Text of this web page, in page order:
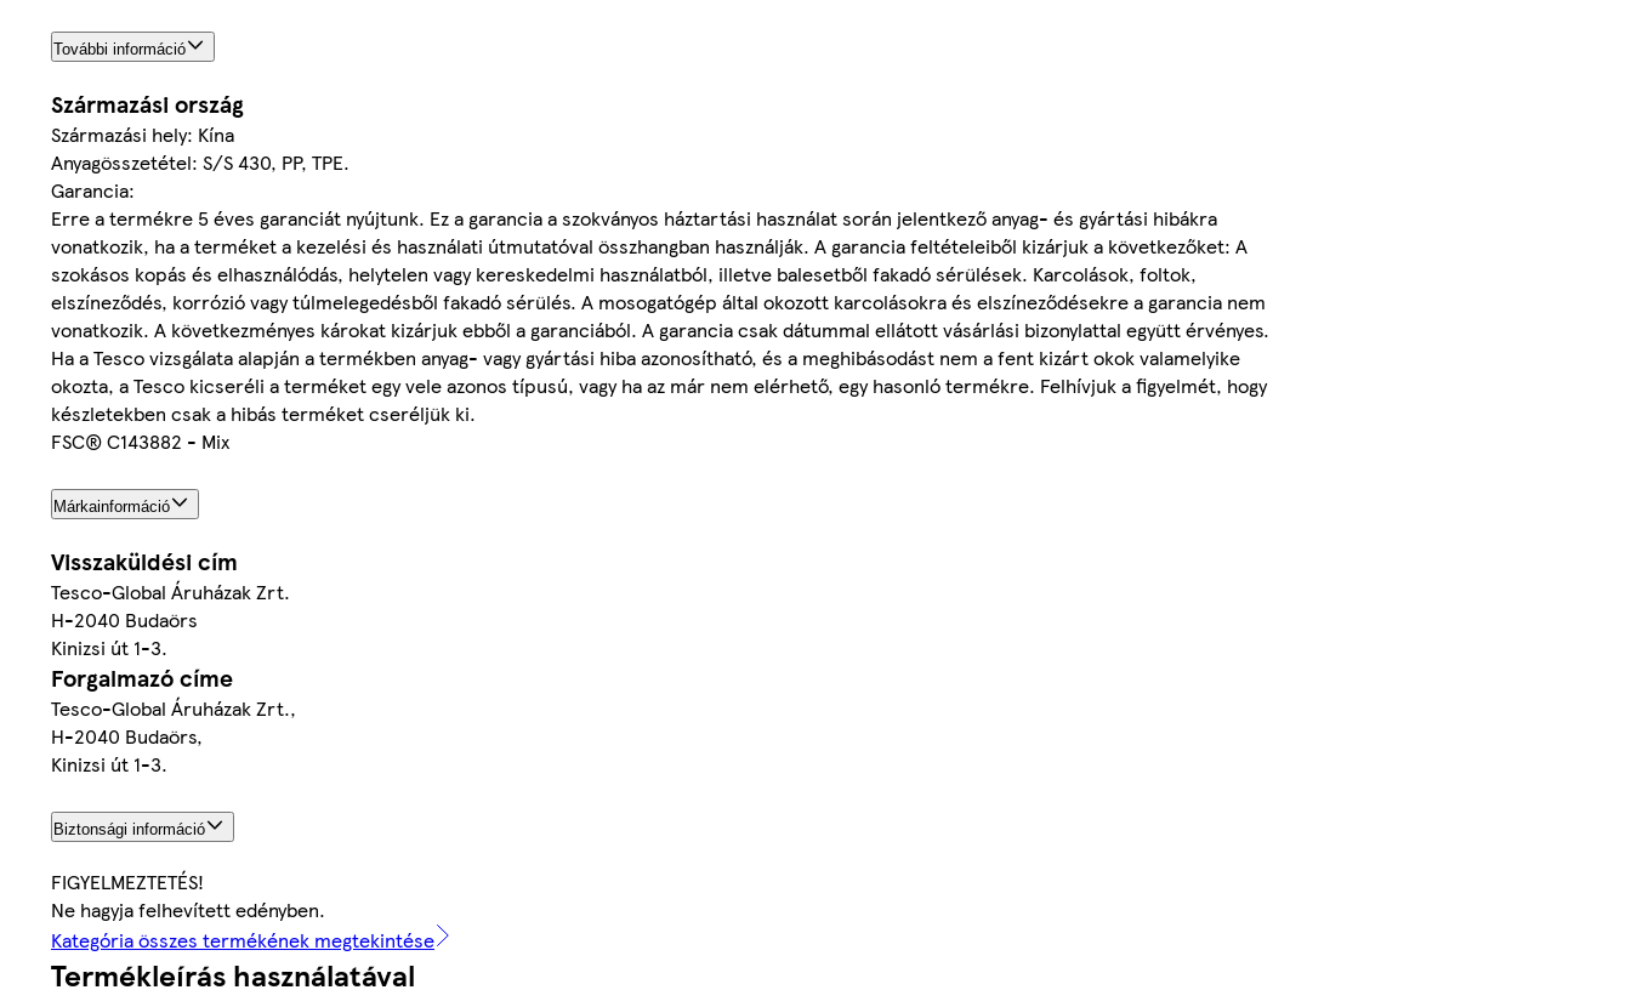
További információ
Származási ország
Származási hely: Kína
Anyagösszetétel: S/S 430, PP, TPE.
Garancia:
Erre a termékre 5 éves garanciát nyújtunk. Ez a garancia a szokványos háztartási használat során jelentkező anyag- és gyártási hibákra
vonatkozik, ha a terméket a kezelési és használati útmutatóval összhangban használják. A garancia feltételeiből kizárjuk a következőket: A
szokásos kopás és elhasználódás, helytelen vagy kereskedelmi használatból, illetve balesetből fakadó sérülések. Karcolások, foltok,
elszíneződés, korrózió vagy túlmelegedésből fakadó sérülés. A mosogatógép által okozott karcolásokra és elszíneződésekre a garancia nem
vonatkozik. A következményes károkat kizárjuk ebből a garanciából. A garancia csak dátummal ellátott vásárlási bizonylattal együtt érvényes.
Ha a Tesco vizsgálata alapján a termékben anyag- vagy gyártási hiba azonosítható, és a meghibásodást nem a fent kizárt okok valamelyike
okozta, a Tesco kicseréli a terméket egy vele azonos típusú, vagy ha az már nem elérhető, egy hasonló termékre. Felhívjuk a figyelmét, hogy
készletekben csak a hibás terméket cseréljük ki.
FSC® C143882 - Mix
Márkainformáció
Visszaküldési cím
Tesco-Global Áruházak Zrt.
H-2040 Budaörs
Kinizsi út 1-3.
Forgalmazó címe
Tesco-Global Áruházak Zrt.,
H-2040 Budaörs,
Kinizsi út 1-3.
Biztonsági információ
FIGYELMEZTETÉS!
Ne hagyja felhevített edényben.
Kategória összes termékének megtekintése
Termékleírás használatával